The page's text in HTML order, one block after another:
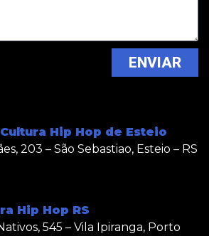
ENVIAR
Hip Hop de Esteio
203 – São Sebastiao, Esteio – RS
Hip Hop RS
545 – Vila Ipiranga, Porto